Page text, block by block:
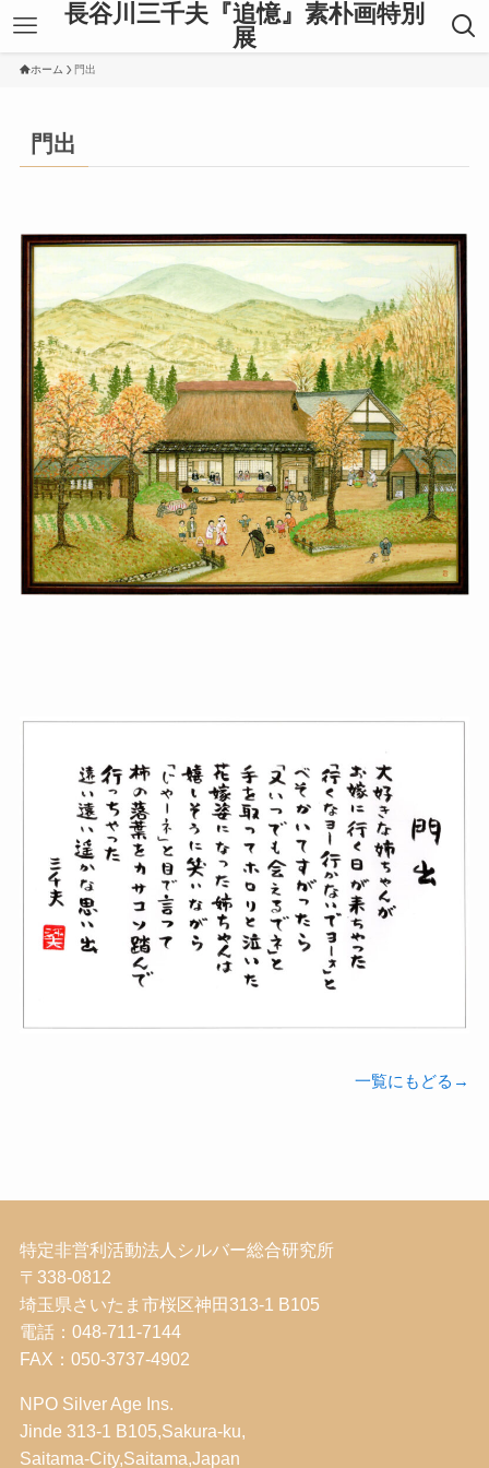
長谷川三千夫『追憶』素朴画特別
展
ホーム 門出
門出
一覧にもどる→
特定非営利活動法人シルバー総合研究所
〒338-0812
埼玉県さいたま市桜区神田313-1 B105
電話：048-711-7144
FAX：050-3737-4902
NPO Silver Age Ins.
Jinde 313-1 B105,Sakura-ku,
Saitama-City,Saitama,Japan